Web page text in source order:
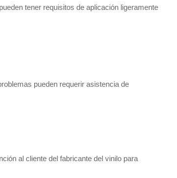
tener requisitos de aplicación ligeramente
pueden requerir asistencia de
al cliente del fabricante del vinilo para